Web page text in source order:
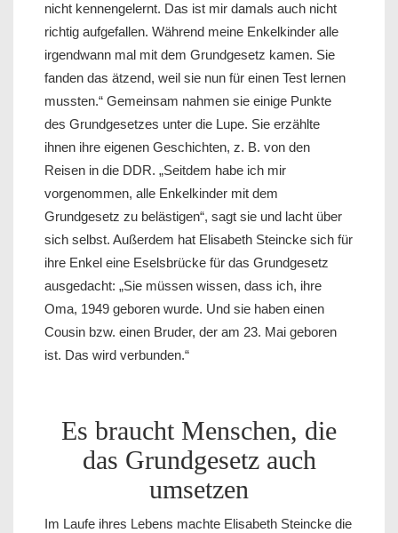
nicht kennengelernt. Das ist mir damals auch nicht
richtig aufgefallen. Während meine Enkelkinder alle
irgendwann mal mit dem Grundgesetz kamen. Sie
fanden das ätzend, weil sie nun für einen Test lernen
mussten.“ Gemeinsam nahmen sie einige Punkte
des Grundgesetzes unter die Lupe. Sie erzählte
ihnen ihre eigenen Geschichten, z. B. von den
Reisen in die DDR. „Seitdem habe ich mir
vorgenommen, alle Enkelkinder mit dem
Grundgesetz zu belästigen“, sagt sie und lacht über
sich selbst. Außerdem hat Elisabeth Steincke sich für
ihre Enkel eine Eselsbrücke für das Grundgesetz
ausgedacht: „Sie müssen wissen, dass ich, ihre
Oma, 1949 geboren wurde. Und sie haben einen
Cousin bzw. einen Bruder, der am 23. Mai geboren
ist. Das wird verbunden.“
Es braucht Menschen, die
das Grundgesetz auch
umsetzen
Im Laufe ihres Lebens machte Elisabeth Steincke die